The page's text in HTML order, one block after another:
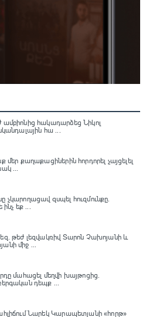
հակադարձեց Նիկոլ
հա ...
մեր քաղաքացիներին հորդորել չայցելել
...
չկարողացավ զսպել հուզմունքը.
ինչ եք ...
թեժ լեզվակռիվ Տարոն Չախոյանի և
միջ ...
մահացել մեղվի խայթոցից.
դեպք ...
Նարեկ Կարապետյանի «հորթ»